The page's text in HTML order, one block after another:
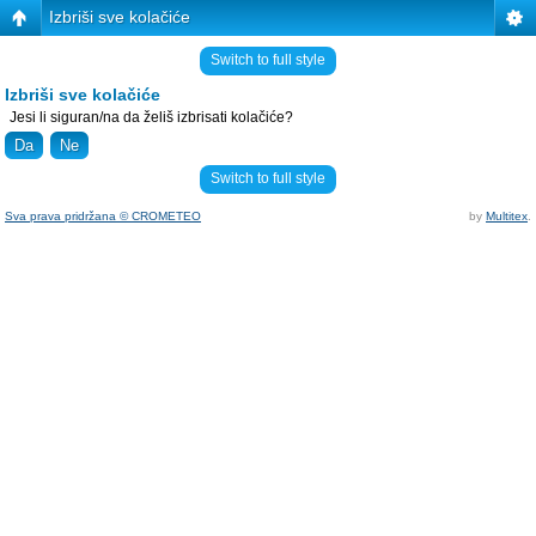
Izbriši sve kolačiće
Switch to full style
Izbriši sve kolačiće
Jesi li siguran/na da želiš izbrisati kolačiće?
Switch to full style
Sva prava pridržana © CROMETEO by Multitex